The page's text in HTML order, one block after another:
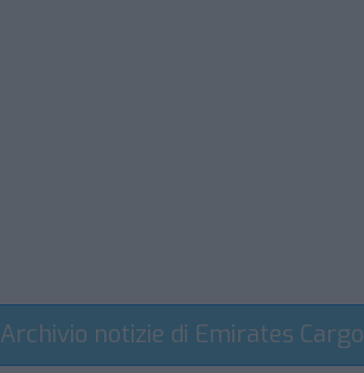
Archivio notizie di Emirates Cargo